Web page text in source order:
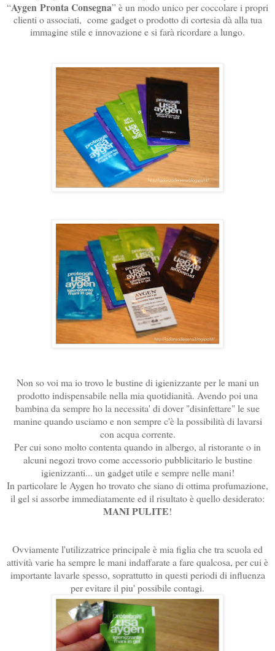
“Aygen Pronta Consegna” è un modo unico per coccolare i propri
clienti o associati, come gadget o prodotto di cortesia dà alla tua
immagine stile e innovazione e si farà ricordare a lungo.
Non so voi ma io trovo le bustine di igienizzante per le mani un
prodotto indispensabile nella mia quotidianità. Avendo poi una
bambina da sempre ho la necessita' di dover "disinfettare" le sue
manine quando usciamo e non sempre c'è la possibilità di lavarsi
con acqua corrente.
Per cui sono molto contenta quando in albergo, al ristorante o in
alcuni negozi trovo come accessorio pubblicitario le bustine
igienizzanti... un gadget utile e sempre nelle mani!
In particolare le Aygen ho trovato che siano di ottima profumazione,
il gel si assorbe immediatamente ed il risultato è quello desiderato:
MANI PULITE!
Ovviamente l'utilizzatrice principale è mia figlia che tra scuola ed
attività varie ha sempre le mani indaffarate a fare qualcosa, per cui è
importante lavarle spesso, soprattutto in questi periodi di influenza
per evitare il piu' possibile contagi.